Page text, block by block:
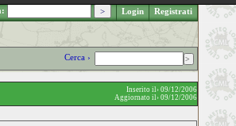
Login Registrati
Cerca ›
Inserito il› 09/12/2006
Aggiornato il› 09/12/2006